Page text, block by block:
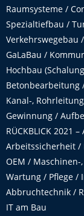
Raumsysteme /
Spezialtiefbau /
Verkehrswegebau
GaLaBau /
Hochbau
Betonbearbeitung
Kanal-,
Gewinnung /
RÜCKBLICK 2021 –
Arbeitssicherheit
OEM /
Wartung / Pflege /
Abbruchtechnik /
IT am Bau